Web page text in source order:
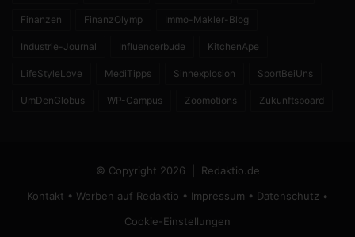
Finanzen FinanzOlymp Immo-Makler-Blog
Industrie-Journal Influencerbude KitchenApe
LifeStyleLove MediTipps Sinnexplosion SportBeiUns
UmDenGlobus WP-Campus Zoomotions Zukunftsboard
© Copyright 2026 | Redaktio.de
Kontakt • Werben auf Redaktio • Impressum • Datenschutz •
Cookie-Einstellungen